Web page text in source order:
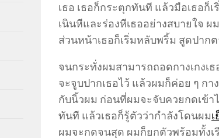
เธอ เธอก็กระตุกทันที แล้วมือเธอก็
เนินหีและร่องหีเธออย่างสบายใจ
ส่วนหน้าเธอก็เริ่มหลับพริ้ม สูดปาก
จนกระทั่งผมสามารถถอดกางเกงเ
จะจูบปากเธอไว้ แล้วผมก็ค่อย ๆ กา
กับนิ้วผม ก่อนที่ผมจะจับควยกดเข้า
ทันที แล้วเธอก็รู้ตัวว่ากำลังโดนผม
ผมจะกดจนสุด ผมก็ยกตัวพร้อมทั้งเ